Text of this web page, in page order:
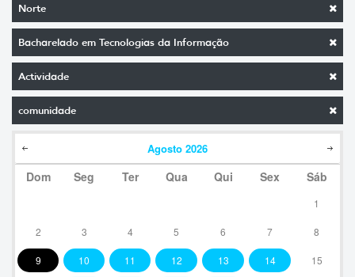
Norte
Bacharelado em Tecnologias da Informação
Actividade
comunidade
Agosto 2026
Dom Seg Ter Qua Qui Sex Sáb
1
2 3 4 5 6 7 8
9 10 11 12 13 14 15